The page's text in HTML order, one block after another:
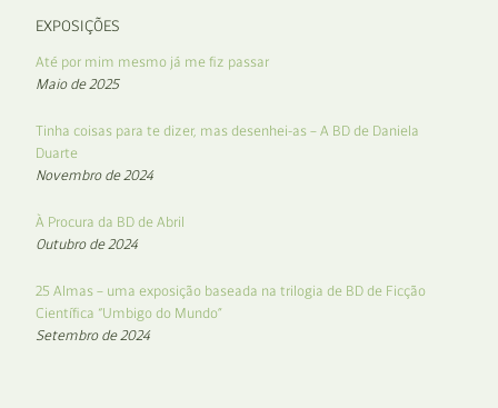
EXPOSIÇÕES
Até por mim mesmo já me fiz passar
Maio de 2025
Tinha coisas para te dizer, mas desenhei-as – A BD de Daniela
Duarte
Novembro de 2024
À Procura da BD de Abril
Outubro de 2024
25 Almas – uma exposição baseada na trilogia de BD de Ficção
Científica “Umbigo do Mundo”
Setembro de 2024